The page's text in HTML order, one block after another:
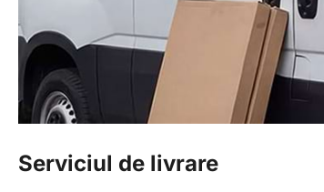
Serviciul de livrare